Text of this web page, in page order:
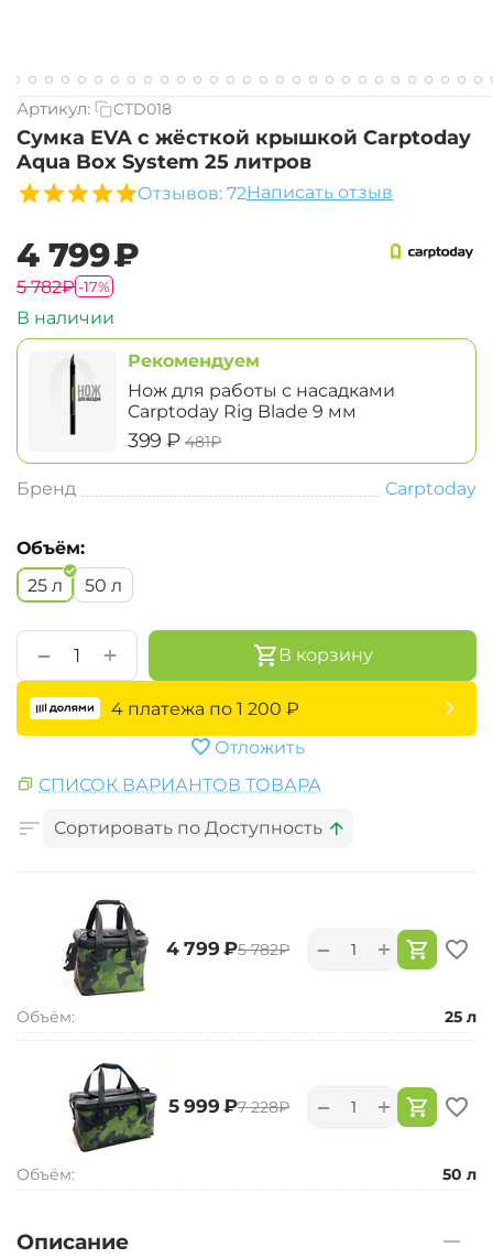
Артикул: CTD018
Сумка EVA с жёсткой крышкой Carptoday
Aqua Box System 25 литров
Отзывов: 72Написать отзыв
‍4 799‍₽
‍5 782‍₽-17%
В наличии
Рекомендуем
Нож для работы с насадками
Carptoday Rig Blade 9 мм
‍399‍ ₽ ‍481‍₽
Бренд Carptoday
Объём:
25 л
50 л
+
− В корзину
4 платежа по 1 200 ₽
Отложить
СПИСОК ВАРИАНТОВ ТОВАРА
Сортировать по Доступность
‍4 799‍ ₽‍5 782‍₽ +
−
Объём: 25 л
‍5 999‍ ₽‍7 228‍₽ +
−
Объём: 50 л
Описание